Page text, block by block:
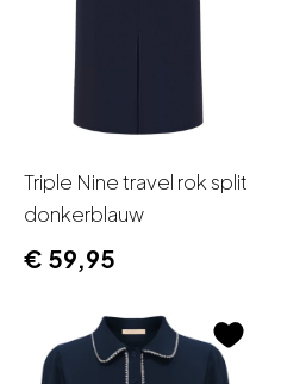
Triple Nine travel rok split
donkerblauw
€ 59,95